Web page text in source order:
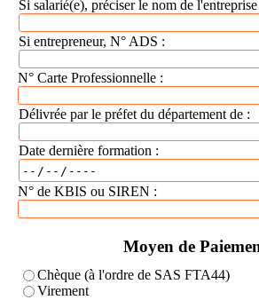
Si salarié(e), préciser le nom de l'entreprise
Si entrepreneur, N° ADS :
N° Carte Professionnelle :
Délivrée par le préfet du département de :
Date dernière formation :
N° de KBIS ou SIREN :
Moyen de
Chèque (à l'ordre de SAS FTA44)
Virement